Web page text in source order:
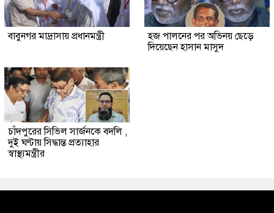
বাবুনগর মাদ্রাসায় প্রধানমন্ত্রী
হজ পালনের পর অভিনয় ছেড়ে
দিয়েছেন হাসান মাসুদ
চাঁদপুরের সিভিল সার্জনকে বদলি ,
দুই ঘণ্টায় সিদ্ধান্ত প্রত্যাহার
স্বাস্থ্যমন্ত্রীর